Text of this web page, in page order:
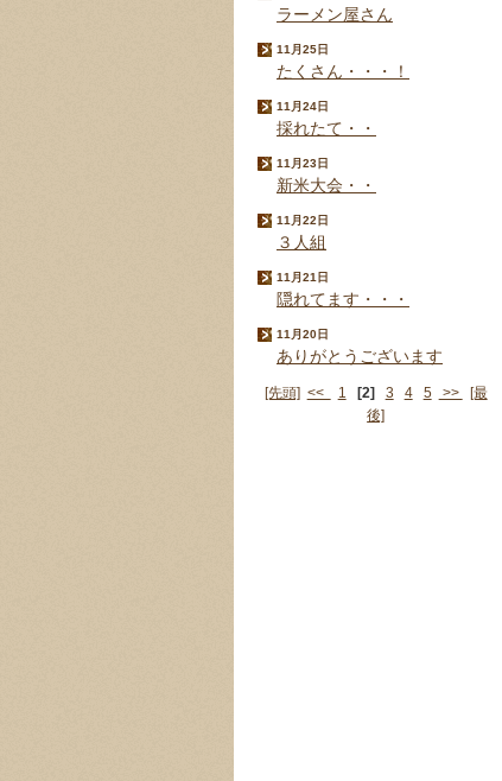
ラーメン屋さん
11月25日
たくさん・・・！
11月24日
採れたて・・
11月23日
新米大会・・
11月22日
３人組
11月21日
隠れてます・・・
11月20日
ありがとうございます
[先頭] << 1 [2] 3 4 5 >>
[最
後]